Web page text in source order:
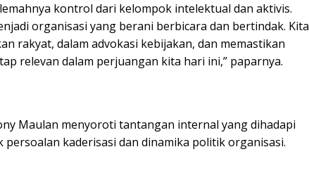
kontrol dari kelompok intelektual dan aktivis.
organisasi yang berani berbicara dan bertindak. Kita
rakyat, dalam advokasi kebijakan, dan memastikan
relevan dalam perjuangan kita hari ini,” paparnya.
Maulan menyoroti tantangan internal yang dihadapi
persoalan kaderisasi dan dinamika politik organisasi.